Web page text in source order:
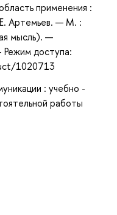
применения :
Артемьев. — М. :
мысль). —
доступа:
1020713
: учебно -
работы